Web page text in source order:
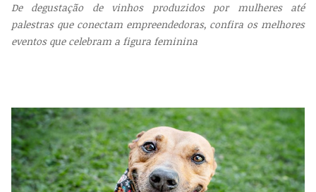
De degustação de vinhos produzidos por mulheres até
palestras que conectam empreendedoras, confira os melhores
eventos que celebram a figura feminina